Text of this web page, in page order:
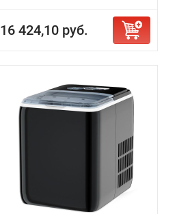
16 424,10 руб.